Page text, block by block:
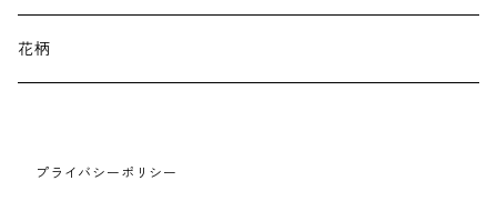
ネックレス・ブローチ
手袋、ハンドカバー
パジャマ
花柄
プライバシーポリシー